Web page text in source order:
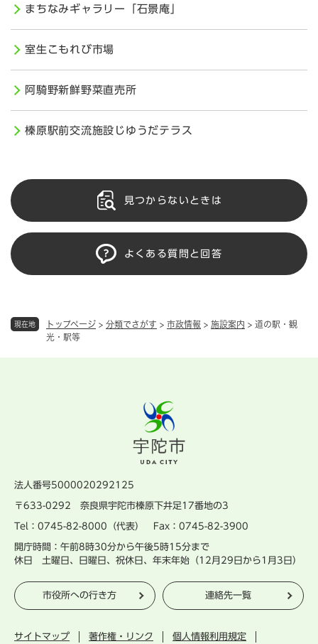
現在地 トップページ > 分類でさがす > 市政情報 > 施設案内 > 道の駅・観
光・駅等
まちなみギャラリー「石景庵」
室生こもれび市場
阿騎野新鮮野菜直売所
榛原駅前交流施設じゆうだテラス
見つからないときは
よくある質問と回答
法人番号5000020292125
〒633-0292 奈良県宇陀市榛原下井足17番地の3
Tel：0745-82-8000（代表） Fax：0745-82-3900
開庁時間：午前8時30分から午後5時15分まで
休日 土曜日、日曜日、祝休日、年末年始（12月29日から1月3日）
市役所への行き方 連絡先一覧
サイトマップ 著作権・リンク 個人情報利用規定